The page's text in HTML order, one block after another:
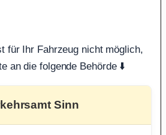
für Ihr Fahrzeug nicht möglich,
an die folgende Behörde ⬇️
Sinn